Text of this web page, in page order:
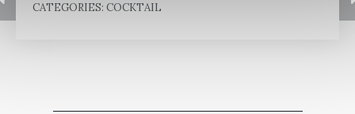
CATEGORIES:COCKTAIL